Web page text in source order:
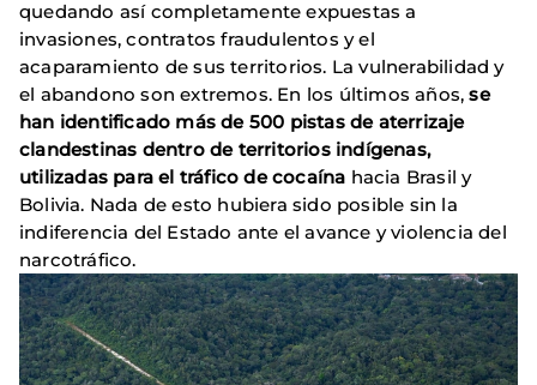
quedando así completamente expuestas a
invasiones, contratos fraudulentos y el
acaparamiento de sus territorios. La vulnerabilidad y
el abandono son extremos. En los últimos años,se
han identificado más de 500 pistas de aterrizaje
clandestinas dentro de territorios indígenas,
utilizadas para el tráfico de cocaína hacia Brasil y
Bolivia. Nada de esto hubiera sido posible sin la
indiferencia del Estado ante el avance y violencia del
narcotráfico.